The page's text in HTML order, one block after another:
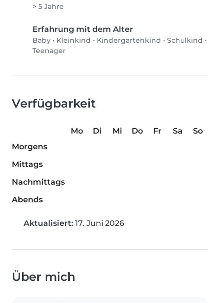
> 5 Jahre
Erfahrung mit dem Alter
Baby • Kleinkind • Kindergartenkind • Schulkind •
Teenager
Verfügbarkeit
Mo Di Mi Do Fr Sa
So
Morgens
Mittags
Nachmittags
Abends
Aktualisiert: 17. Juni 2026
Über mich